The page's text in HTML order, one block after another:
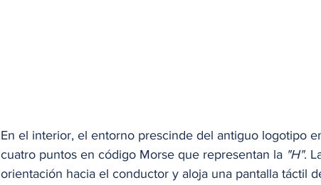
En el interior, el entorno prescinde del antiguo logotipo
cuatro puntos en código Morse que representan la "H".
orientación hacia el conductor y aloja una pantalla táctil